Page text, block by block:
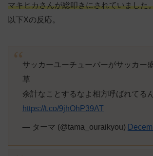
マキヒカさんが総叩きにされていました
以下Xの反応。
サッカーユーチューバーがサッカー
草
余計なことするなよ相方呼ばれてる
https://t.co/9jhOhP39AT
— ターマ (@tama_ouraikyou)